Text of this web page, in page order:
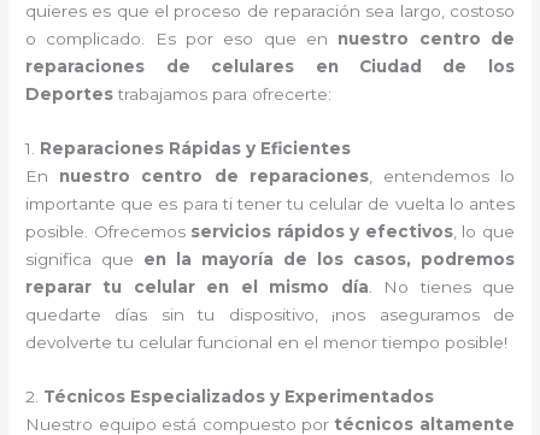
quieres es que el proceso de reparación sea largo, costoso
o complicado. Es por eso que en nuestro centro de
reparaciones de celulares en Ciudad de los
Deportestrabajamos para ofrecerte:
1. Reparaciones Rápidas y Eficientes
En nuestro centro de reparaciones, entendemos lo
importante que es para ti tener tu celular de vuelta lo antes
posible. Ofrecemos servicios rápidos y efectivos, lo que
significa que en la mayoría de los casos, podremos
reparar tu celular en el mismo día . No tienes que
quedarte días sin tu dispositivo, ¡nos aseguramos de
devolverte tu celular funcional en el menor tiempo posible!
2. Técnicos Especializados y Experimentados
Nuestro equipo está compuesto por técnicos altamente